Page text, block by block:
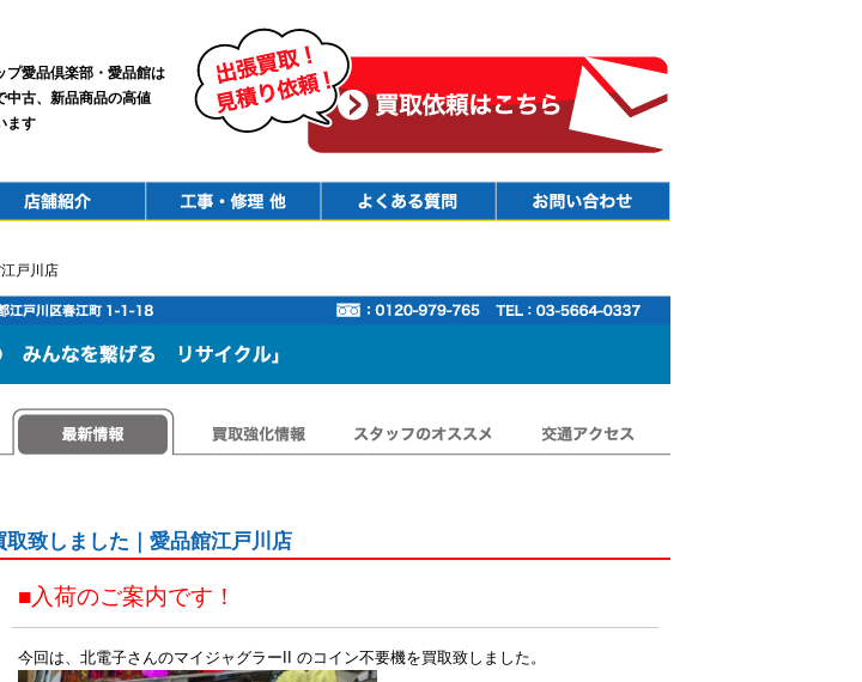
プ愛品倶楽部・愛品館は
中古、新品商品の高値
ます
戸川店
致しました｜愛品館江戸川店
■入荷のご案内です！
今回は、北電子さんのマイジャグラーII のコイン不要機を買取致しました。